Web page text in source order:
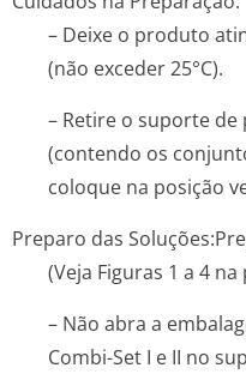
– Deixe o produto
(não exceder 25°C).
– Retire o suporte
(contendo os
coloque na posição
Preparo das Soluções:
(Veja Figuras 1 a 4
– Não abra a
Combi-Set I e II no